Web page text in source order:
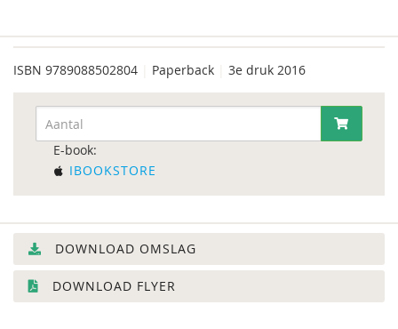
ISBN 9789088502804 Paperback 3e druk 2016
E-book:
IBOOKSTORE
DOWNLOAD OMSLAG
DOWNLOAD FLYER